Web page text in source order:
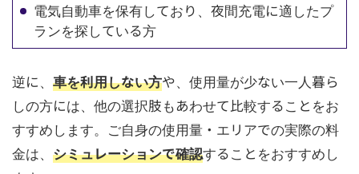
電気自動車を保有しており、夜間充電に適したプ
ランを探している方
逆に、 車を利用しない方や、使用量が少ない一人暮ら
しの方には、他の選択肢もあわせて比較することをお
すすめします。ご自身の使用量・エリアでの実際の料
金は、 シミュレーションで確認することをおすすめし